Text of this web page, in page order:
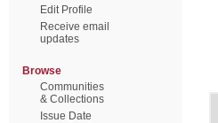
Edit Profile
Receive email
updates
Browse
Communities
& Collections
Issue Date